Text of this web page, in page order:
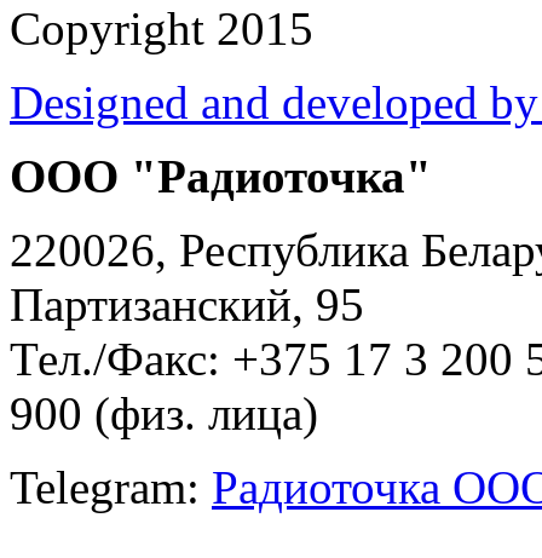
Copyright 2015
Designed and developed
ООО "Радиоточка"
220026, Республика
Партизанский, 95
Тел./Факс: +375 17 3
900 (физ. лица)
Telegram: Радиоточка